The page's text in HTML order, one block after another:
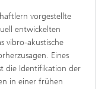
vorgestellte
entwickelten
vibro-akustische
Eines
die Identifikation der
in einer frühen